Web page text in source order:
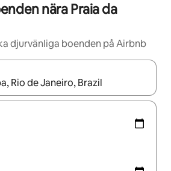
nära Praia da
djurvänliga boenden på Airbnb
kan du navigera med upp- och